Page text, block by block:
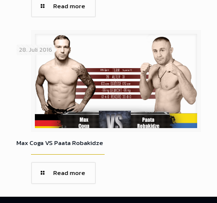
Read more
28. Juli 2016
Max Coga VS Paata Robakidze
Read more